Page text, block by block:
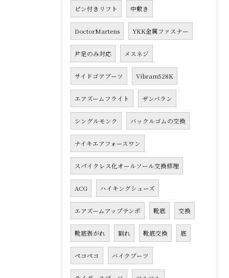
ピン付きリフト 中敷き
DoctorMartens YKK金属ファスナー
片足のみ対応 メスネジ
サイドゴアブーツ Vibram528K
エアズームフライト ザンバラン
シングルモンク バックルゴムの交換
ナイキエアフォースワン
スパイクレス化オールソール交換修理
ACG ハイキングシューズ
エアズームアップテンポ 靴底 交換
靴底剥がれ 割れ 靴底交換 底
ペコペコ バイクブーツ